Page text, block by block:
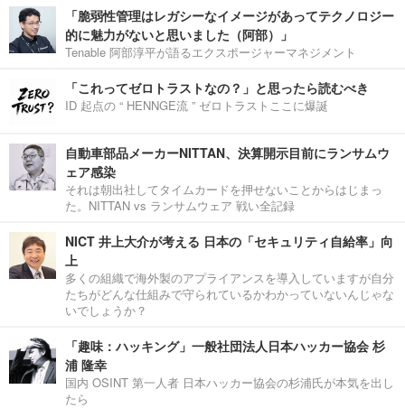
「脆弱性管理はレガシーなイメージがあってテクノロジー
的に魅力がないと思いました（阿部）」
Tenable 阿部淳平が語るエクスポージャーマネジメント
「これってゼロトラストなの？」と思ったら読むべき
ID 起点の “ HENNGE流 ” ゼロトラストここに爆誕
自動車部品メーカーNITTAN、決算開示目前にランサムウ
ェア感染
それは朝出社してタイムカードを押せないことからはじまっ
た。NITTAN vs ランサムウェア 戦い全記録
NICT 井上大介が考える 日本の「セキュリティ自給率」向
上
多くの組織で海外製のアプライアンスを導入していますが自分
たちがどんな仕組みで守られているかわかっていないんじゃな
いでしょうか？
「趣味：ハッキング」一般社団法人日本ハッカー協会 杉
浦 隆幸
国内 OSINT 第一人者 日本ハッカー協会の杉浦氏が本気を出し
たら